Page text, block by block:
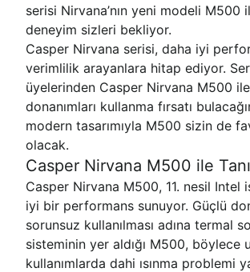
serisi Nirvana’nın yeni modeli M500
deneyim sizleri bekliyor.
Casper Nirvana serisi, daha iyi
verimlilik arayanlara hitap ediyor.
üyelerinden Casper Nirvana M500
donanımları kullanma fırsatı
modern tasarımıyla M500 sizin de
olacak.
Casper Nirvana M500 ile
Casper Nirvana M500, 11. nesil Intel
iyi bir performans sunuyor. Güçlü
sorunsuz kullanılması adına termal
sisteminin yer aldığı M500, böylece
kullanımlarda dahi ısınma problemi